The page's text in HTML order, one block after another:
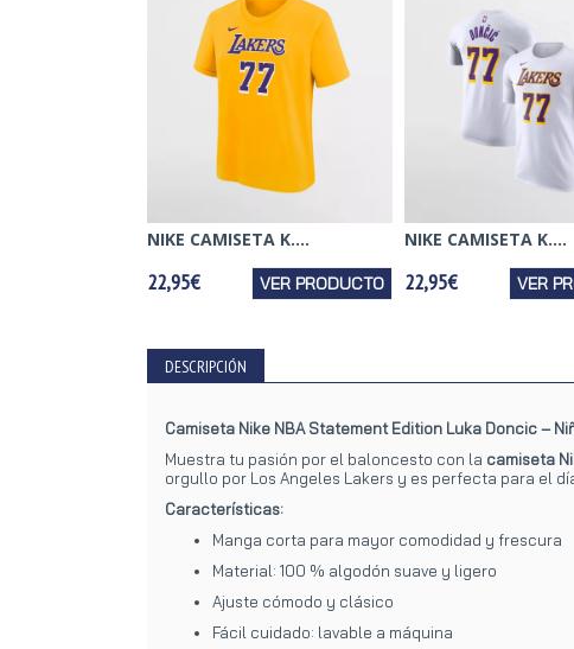
NIKE CAMISETA K....
22,95€ VER PRODUCTO
NIKE CAMISETA K....
22,95€ VER
DESCRIPCIÓN
Camiseta Nike NBA Statement Edition Luka Doncic –
Muestra tu pasión por el baloncesto con la camiseta
orgullo por Los Angeles Lakers y es perfecta para el
Características:
Manga corta para mayor comodidad y frescura
Material: 100 % algodón suave y ligero
Ajuste cómodo y clásico
Fácil cuidado: lavable a máquina